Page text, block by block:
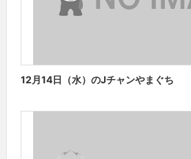
12月14日（水）のJチャンやまぐち